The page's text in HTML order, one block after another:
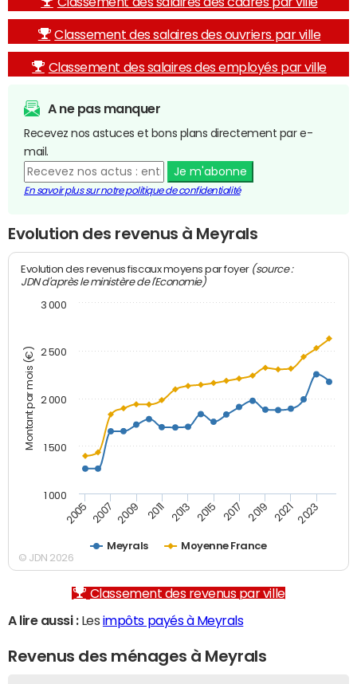
Classement des salaires des ouvriers par ville
Classement des salaires des employés par ville
A ne pas manquer
Recevez nos astuces et bons plans directement par e-
mail.
Je m'abonne
En savoir plus sur notre politique de confidentialité
Evolution des revenus à Meyrals
Montant par mois (€)
Evolution des revenus fiscaux moyens par foyer (source :
JDN d'après le ministère de l'Economie)
Meyrals Moyenne France
2005 2007 2009 2011 2013 2015 2017 2019 2021 2023
1 000
1 500
2 000
2 500
3 000
© JDN 2026
Classement des revenus par ville
A lire aussi :Les impôts payés à Meyrals
Revenus des ménages à Meyrals